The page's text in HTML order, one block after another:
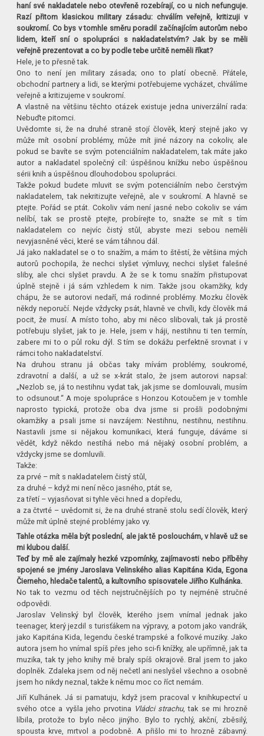
haní své nakladatele nebo otevřeně rozebírají, co u nich nefunguje.
Razí přitom klasickou military zásadu: chválím veřejně, kritizuji v
soukromí. Co bys v tomhle směru poradil začínajícím autorům nebo
lidem, kteří sní o spolupráci s nakladatelstvím? Jak by se měli
veřejně prezentovat a co by podle tebe určitě neměli říkat?
Hele, je to přesně tak.
Ono to není jen military zásada; ono to platí obecně. Přátele,
obchodní partnery a lidi, se kterými potřebujeme vycházet, chválíme
veřejně a kritizujeme v soukromí.
A vlastně na většinu těchto otázek existuje jedna univerzální rada:
Nebuďte pitomci.
Uvědomte si, že na druhé straně stojí člověk, který stejně jako vy
může mít osobní problémy, může mít jiné názory na cokoliv, ale
pokud se bavíte se svým potenciálním nakladatelem, tak máte jako
autor a nakladatel společný cíl: úspěšnou knížku nebo úspěšnou
sérii knih a úspěšnou dlouhodobou spolupráci.
Takže pokud budete mluvit se svým potenciálním nebo čerstvým
nakladatelem, tak nekritizujte veřejně, ale v soukromí. A hlavně se
ptejte. Pořád se ptát. Cokoliv vám není jasné nebo cokoliv se vám
nelíbí, tak se prostě ptejte, probírejte to, snažte se mít s tím
nakladatelem co nejvíc čistý stůl, abyste mezi sebou neměli
nevyjasněné věci, které se vám táhnou dál.
Já jako nakladatel se o to snažím, a mám to štěstí, že většina mých
autorů pochopila, že nechci slyšet výmluvy, nechci slyšet falešné
sliby, ale chci slyšet pravdu. A že se k tomu snažím přistupovat
úplně stejně i já sám vzhledem k nim. Takže jsou okamžiky, kdy
chápu, že se autorovi nedaří, má rodinné problémy. Mozku člověk
někdy neporučí. Nejde vždycky psát, hlavně ve chvíli, kdy člověk má
pocit, že musí. A místo toho, aby mi něco slibovali, tak já prostě
potřebuju slyšet, jak to je. Hele, jsem v háji, nestihnu ti ten termín,
zabere mi to o půl roku dýl. S tím se dokážu perfektně srovnat i v
rámci toho nakladatelství.
Na druhou stranu já občas taky mívám problémy, soukromé,
zdravotní a další, a už se x-krát stalo, že jsem autorovi napsal:
„Nezlob se, já to nestihnu vydat tak, jak jsme se domlouvali, musím
to odsunout.“ A moje spolupráce s Honzou Kotoučem je v tomhle
naprosto typická, protože oba dva jsme si prošli podobnými
okamžiky a psali jsme si navzájem: Nestihnu, nestihnu, nestihnu.
Nastavili jsme si nějakou komunikaci, která funguje, dáváme si
vědět, když někdo nestíhá nebo má nějaký osobní problém, a
vždycky jsme se domluvili.
Takže:
za prvé – mít s nakladatelem čistý stůl,
za druhé – když mi není něco jasného, ptát se,
za třetí – vyjasňovat si tyhle věci hned a dopředu,
a za čtvrté – uvědomit si, že na druhé straně stolu sedí člověk, který
může mít úplně stejné problémy jako vy.
Tahle otázka měla být poslední, ale jak tě poslouchám, v hlavě už se
mi klubou další.
Teď by mě ale zajímaly hezké vzpomínky, zajímavosti nebo příběhy
spojené se jmény Jaroslava Velinského alias Kapitána Kida, Egona
Čierneho, hledače talentů, a kultovního spisovatele Jiřího Kulhánka.
No tak to vezmu od těch nejstručnějších po ty nejméně stručné
odpovědi.
Jaroslav Velinský byl člověk, kterého jsem vnímal jednak jako
teenager, který jezdil s turisťákem na výpravy, a potom jako vandrák,
jako Kapitána Kida, legendu české trampské a folkové muziky. Jako
autora jsem ho vnímal spíš přes jeho sci-fi knížky, ale upřímně, jak ta
muzika, tak ty jeho knihy mě braly spíš okrajově. Bral jsem to jako
doplněk. Zdaleka jsem od něj nečetl ani neslyšel všechno a osobně
jsem ho nikdy neznal, takže k němu moc co říct nemám.
Jiří Kulhánek. Já si pamatuju, když jsem pracoval v knihkupectví u
svého otce a vyšla jeho prvotina Vládci strachu, tak se mi hrozně
líbila, protože to bylo něco jinýho. Bylo to rychlý, akční, zběsilý,
spousta krve, mrtvol a podobně. A přišlo mi to hrozně zábavný.